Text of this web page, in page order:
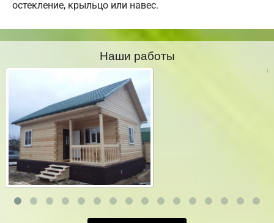
остекление, крыльцо или навес.
Наши работы